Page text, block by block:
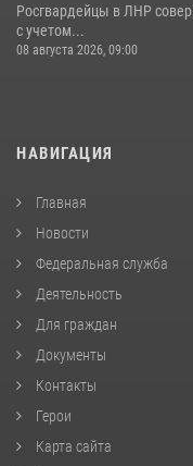
Росгвардейцы в ЛНР
с учетом...
08 августа 2026, 09:00
НАВИГАЦИЯ
Главная
Новости
Федеральная служба
Деятельность
Для граждан
Документы
Контакты
Герои
Карта сайта